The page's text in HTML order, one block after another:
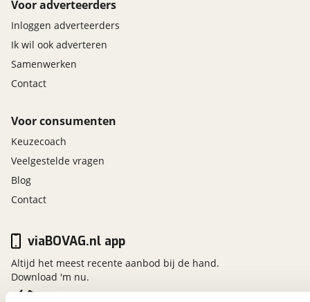
Deze auto wordt afgeleverd inclusief 12 maanden
volledige BOVAG garantie. Dit afleverpakket bevat:
BOVAG garantie (12 maanden); 12 maanden
remmen), Tenaamstelling nieuwe auto
Voor adverteerders
Inloggen adverteerders
Ik wil ook adverteren
Samenwerken
Contact
Voor consumenten
Keuzecoach
Veelgestelde vragen
Blog
Contact
viaBOVAG.nl app
Altijd het meest recente aanbod bij de hand.
Download 'm nu.